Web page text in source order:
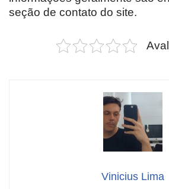
seção de contato do site.
Vinicius Lima